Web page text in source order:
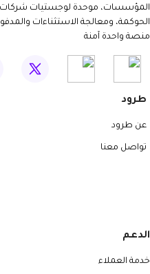
المؤسسات، موحدة لوجستيات شركات
الحوكمة، ومعالجة الاستثناءات
منصة واحدة آمنة
طرود
عن طرود
تواصل معنا
الدعم
خدمة العملاء